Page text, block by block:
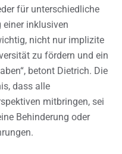
für unterschiedliche
einer inklusiven
nicht nur implizite
zu fördern und ein
betont Dietrich. Die
dass alle
mitbringen, sei
Behinderung oder